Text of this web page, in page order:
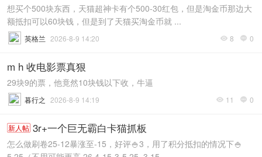
想买个500块东西，天猫超神卡有个500-30红包，但是淘金币那边大
额抵扣可以60块钱，但是到了天猫买淘金币就 ...
 8  0
英格兰 2026-8-9 14:20
m h 收电影票真狠
29块9的票，他竟然10块钱以下收，牛逼
 11  0
暮行之 2026-8-9 14:19
新人帖 3r+一个巨无霸白卡猫抓板
怎么做刷卷25-12暴涨至-15，好评🍚3，用了积分抵扣的情况下🍚